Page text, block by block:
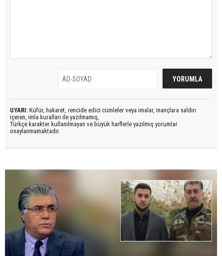
UYARI: Küfür, hakaret, rencide edici cümleler veya imalar, inançlara saldırı
içeren, imla kuralları ile yazılmamış,
Türkçe karakter kullanılmayan ve büyük harflerle yazılmış yorumlar
onaylanmamaktadır.